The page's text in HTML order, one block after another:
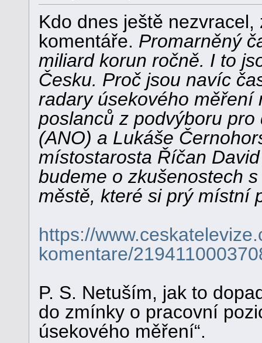
Kdo dnes ještě
komentáře. Promarněný
miliard korun ročně. I to
Česku. Proč jsou navíc
radary úsekového měření
poslanců z podvýboru
(ANO) a Lukáše
místostarosta Říčan
budeme o zkušenostech
městě, které si prý místní
https://
komentare/
P. S. Netuším, jak to
do zmínky o pracovní
úsekového měření“.